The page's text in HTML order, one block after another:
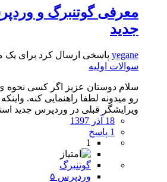
معرفی گوتنبرگ و
جدید
yegane پاسخی ارسال کرد برای یک
سوالات اولیه
سلام دوستان عزیز اگر کسی نحوه ی
رو میدونه لطفا راهنمایی کنه.
ویرایشگر قبلی در وردپرس جدید
18 آذر 1397
1 پاسخ
1
گوتنبرگ
وردپرس ۵